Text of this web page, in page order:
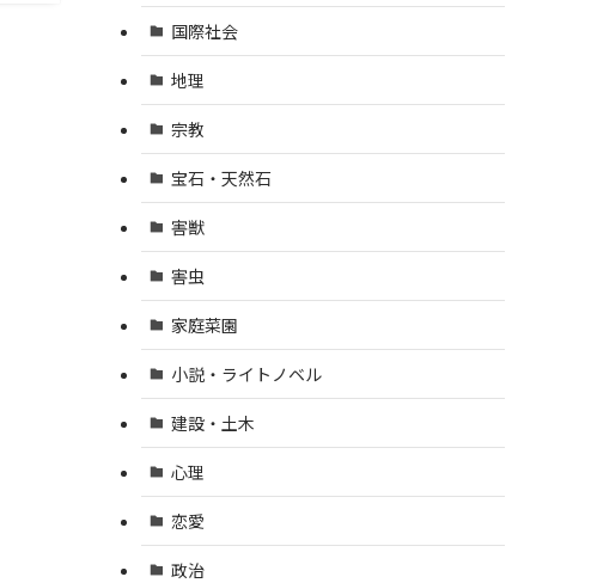
国際社会
地理
宗教
宝石・天然石
害獣
害虫
家庭菜園
小説・ライトノベル
建設・土木
心理
恋愛
政治